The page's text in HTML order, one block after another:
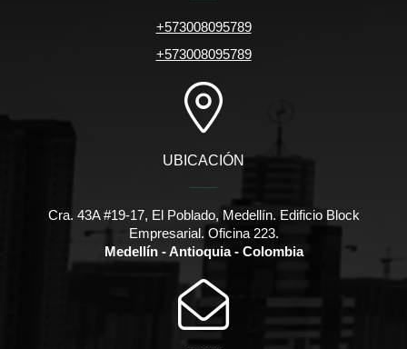
+573008095789
+573008095789
UBICACIÓN
Cra. 43A #19-17, El Poblado, Medellín. Edificio Block
Empresarial. Oficina 223.
Medellín - Antioquia - Colombia